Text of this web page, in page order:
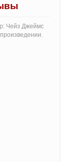
Чейз Джеймс